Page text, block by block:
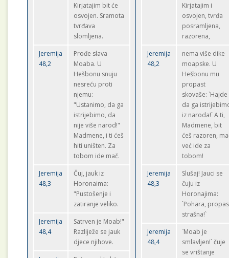
Kirjatajim bit će
osvojen. Sramota
tvrđava
slomljena.
Jeremija
48,2
Prođe slava
Moaba. U
Hešbonu snuju
nesreću proti
njemu:
"Ustanimo, da ga
istrijebimo, da
nije više narod!"
Madmene, i ti ćeš
hiti uništen. Za
tobom ide mač.
Jeremija
48,3
Čuj, jauk iz
Horonaima:
"Pustošenje i
zatiranje veliko.
Jeremija
48,4
Satrven je Moab!"
Razliježe se jauk
djece njihove.
Kirjatajim i
osvojen, tvrđa
posramljena,
razorena,
Jeremija
48,2
nema više dike
moapske. U
Hešbonu mu
propast
skovaše: `Hajde
da ga
iz naroda!` A ti,
Madmene, bit
ćeš razoren,
već ide za
tobom!
Jeremija
48,3
Slušaj! Jauci se
čuju iz
Horonajima:
`Pohara,
strašna!`
Jeremija
48,4
`Moab je
smlavljen!` čuje
se vrištanje